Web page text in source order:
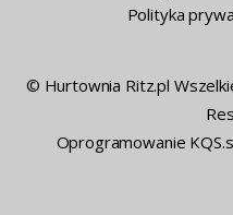
Polityka
© Hurtownia Ritz.pl
Oprogramowanie